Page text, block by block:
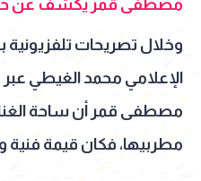
مصطفى قمر يكشف عن
وخلال تصريحات تلفزيونية
مصطفى قمر أن ساحة
مطربيها، فكان قيمة فنية